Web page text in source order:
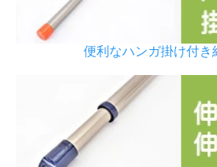
便利なハンガ掛け付き